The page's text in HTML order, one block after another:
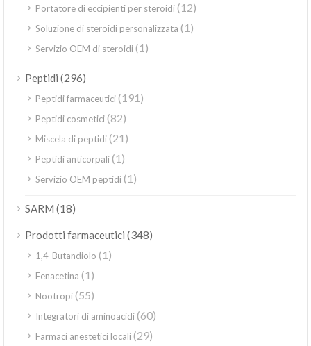
Portatore di eccipienti per steroidi(12)
Soluzione di steroidi personalizzata (1)
Servizio OEM di steroidi(1)
Peptidi (296)
Peptidi farmaceutici(191)
Peptidi cosmetici(82)
Miscela di peptidi(21)
Peptidi anticorpali(1)
Servizio OEM peptidi(1)
SARM (18)
Prodotti farmaceutici (348)
1,4-Butandiolo (1)
Fenacetina (1)
Nootropi(55)
Integratori di aminoacidi(60)
Farmaci anestetici locali(29)